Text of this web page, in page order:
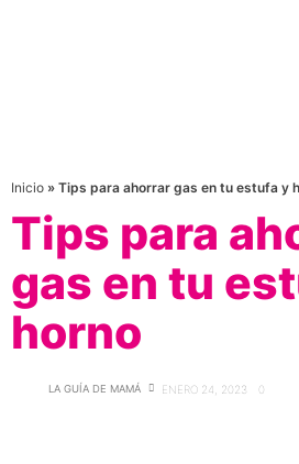
Inicio » Tips para ahorrar gas en tu estufa y
Tips para
gas en tu
horno
LA GUÍA DE MAMÁ ENERO 24, 2023 0